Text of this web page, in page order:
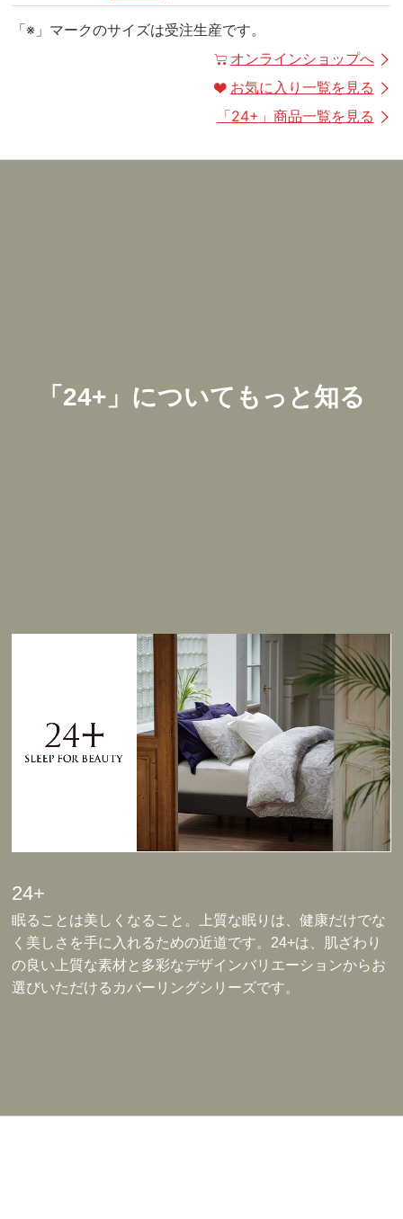
「※」マークのサイズは受注生産です。
オンラインショップへ
お気に入り一覧を見る
「24+ 」商品一覧を見る
「 24+ 」についてもっと知る
24+
眠ることは美しくなること。上質な眠りは、健康だけでな
く美しさを手に入れるための近道です。24+は、肌ざわり
の良い上質な素材と多彩なデザインバリエーションからお
選びいただけるカバーリングシリーズです。